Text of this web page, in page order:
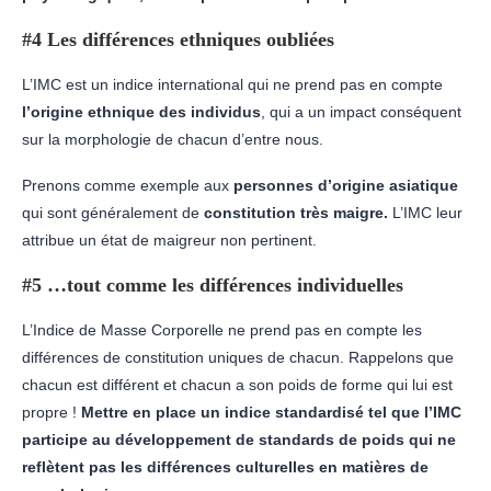
#4 Les différences ethniques oubliées
L’IMC est un indice international qui ne prend pas en compte
l’origine ethnique des individus , qui a un impact conséquent
sur la morphologie de chacun d’entre nous.
Prenons comme exemple aux personnes d’origine asiatique
qui sont généralement de constitution très maigre. L’IMC leur
attribue un état de maigreur non pertinent.
#5 …tout comme les différences individuelles
L’Indice de Masse Corporelle ne prend pas en compte les
différences de constitution uniques de chacun. Rappelons que
chacun est différent et chacun a son poids de forme qui lui est
propre ! Mettre en place un indice standardisé tel que l’IMC
participe au développement de standards de poids qui ne
reflètent pas les différences culturelles en matières de